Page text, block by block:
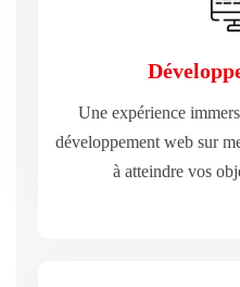
Une expérience
développement web sur
à atteindre vos
à atteindre vos
EN